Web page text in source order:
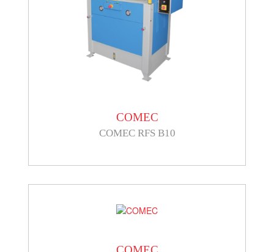
COMEC
COMEC RFS B10